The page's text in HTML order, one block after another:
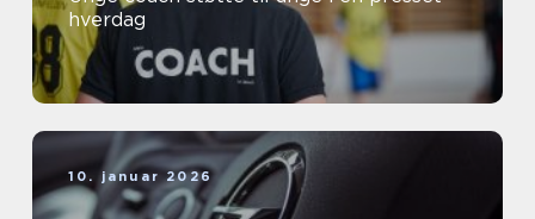
hverdag
10. januar 2026